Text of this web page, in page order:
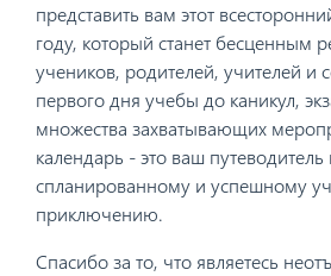
представить вам этот
году, который станет бесценным
учеников, родителей, учителей и
первого дня учебы до каникул,
множества захватывающих
календарь - это ваш
спланированному и успешному
приключению.
Спасибо за то, что являетесь